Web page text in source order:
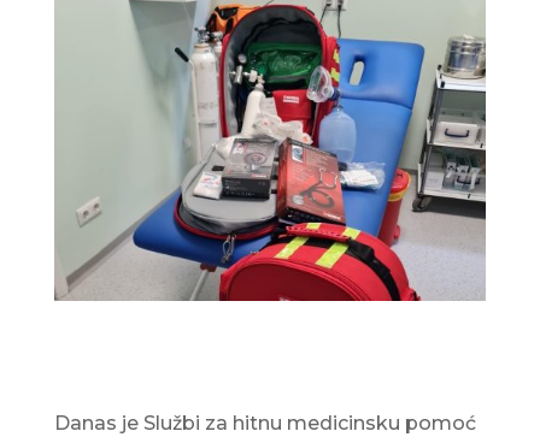
Danas je Službi za hitnu medicinsku pomoć